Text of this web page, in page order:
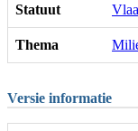
Statuut
Thema
Versie informatie